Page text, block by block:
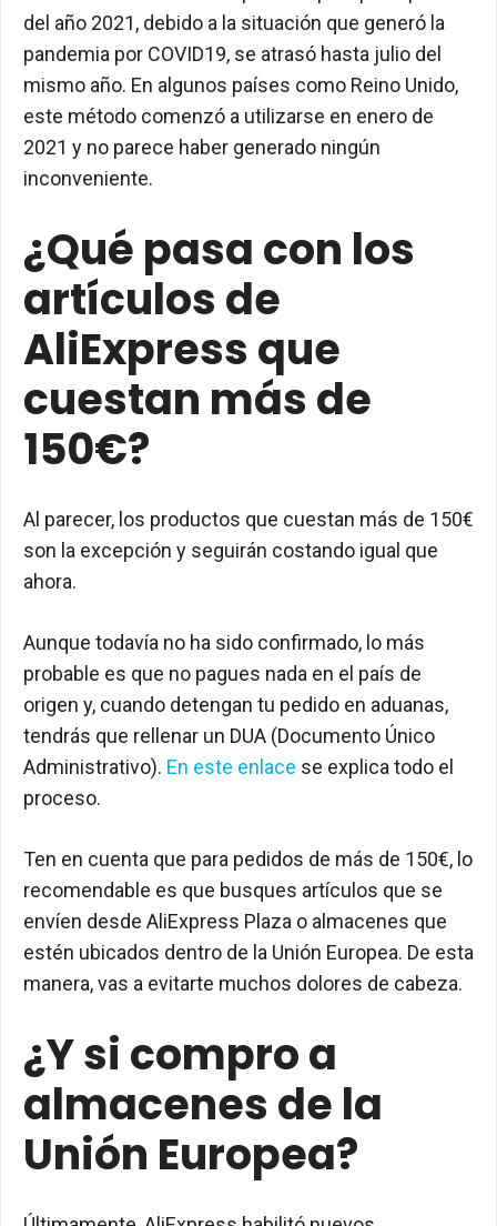
del año 2021, debido a la situación que generó la
pandemia por COVID19, se atrasó hasta julio del
mismo año. En algunos países como Reino Unido,
este método comenzó a utilizarse en enero de
2021 y no parece haber generado ningún
inconveniente.
¿Qué pasa con los
artículos de
AliExpress que
cuestan más de
150€?
Al parecer, los productos que cuestan más de 150€
son la excepción y seguirán costando igual que
ahora.
Aunque todavía no ha sido confirmado, lo más
probable es que no pagues nada en el país de
origen y, cuando detengan tu pedido en aduanas,
tendrás que rellenar un DUA (Documento Único
Administrativo). En este enlace se explica todo el
proceso.
Ten en cuenta que para pedidos de más de 150€, lo
recomendable es que busques artículos que se
envíen desde AliExpress Plaza o almacenes que
estén ubicados dentro de la Unión Europea. De esta
manera, vas a evitarte muchos dolores de cabeza.
¿Y si compro a
almacenes de la
Unión Europea?